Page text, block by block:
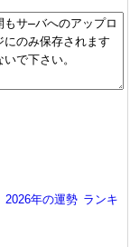
2026年の運勢 ランキ